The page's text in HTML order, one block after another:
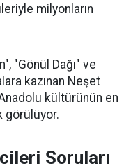
milyonların
"Gönül Dağı" ve
kazınan Neşet
kültürünün en
görülüyor.
Soruları